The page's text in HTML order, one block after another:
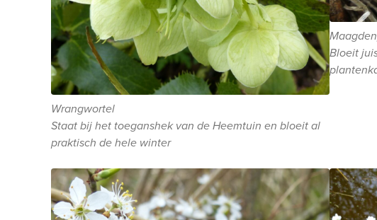
Wrangwortel
Staat bij het toeganshek van de Heemtuin en bloeit al
praktisch de hele winter
Bloeit